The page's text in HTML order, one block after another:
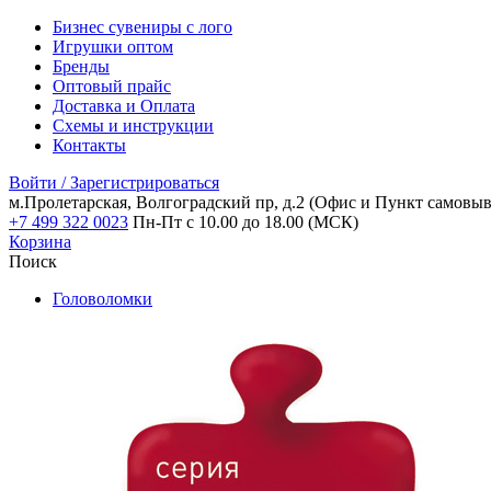
Бизнес сувениры с лого
Игрушки оптом
Бренды
Оптовый прайс
Доставка и Оплата
Схемы и инструкции
Контакты
Войти / Зарегистрироваться
м.Пролетарская, Волгоградский пр, д.2 (Офис и Пункт
+7 499 322 0023 Пн-Пт с 10.00 до 18.00 (МСК)
Корзина
Поиск
Головоломки